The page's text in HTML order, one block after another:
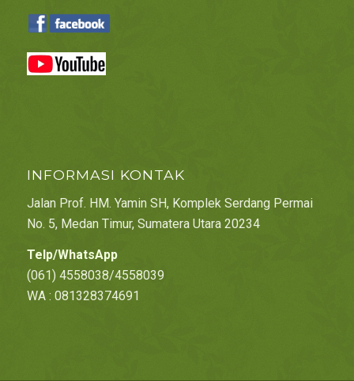
INFORMASI KONTAK
Jalan Prof. HM. Yamin SH, Komplek Serdang Permai
No. 5, Medan Timur, Sumatera Utara 20234
Telp/WhatsApp
(061) 4558038/4558039
WA : 081328374691